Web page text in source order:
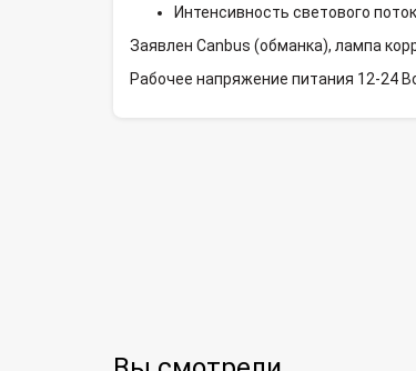
Интенсивность светового
Заявлен Canbus (обманка), лампа
Рабочее напряжение питания 12-24